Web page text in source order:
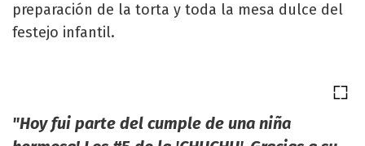
preparación de la torta y toda la mesa dulce del
festejo infantil.
"Hoy fui parte del cumple de una niña